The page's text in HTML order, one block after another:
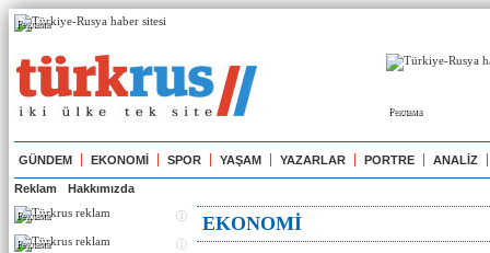
Реклама
Реклама
GÜNDEM EKONOMİ SPOR YAŞAM YAZARLAR PORTRE ANALİZ
Reklam Hakkımızda
Реклама
Реклама
EKONOMİ